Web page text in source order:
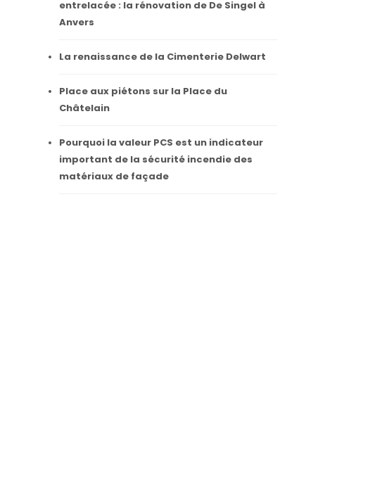
entrelacée : la rénovation de De Singel à
Anvers
La renaissance de la Cimenterie Delwart
Place aux piétons sur la Place du
Châtelain
Pourquoi la valeur PCS est un indicateur
important de la sécurité incendie des
matériaux de façade